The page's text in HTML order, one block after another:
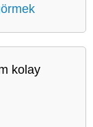
kolay